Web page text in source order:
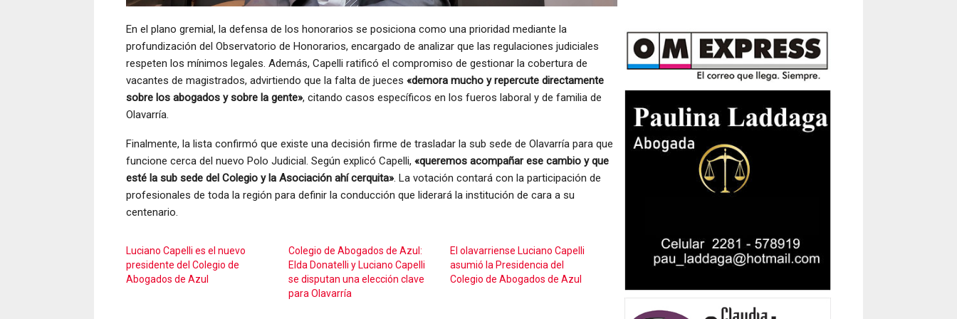
En el plano gremial, la defensa de los honorarios se posiciona como una prioridad mediante la
profundización del Observatorio de Honorarios, encargado de analizar que las regulaciones judiciales
respeten los mínimos legales. Además, Capelli ratificó el compromiso de gestionar la cobertura de
vacantes de magistrados, advirtiendo que la falta de jueces «demora mucho y repercute directamente
sobre los abogados y sobre la gente», citando casos específicos en los fueros laboral y de familia de
Olavarría.
Finalmente, la lista confirmó que existe una decisión firme de trasladar la sub sede de Olavarría para que
funcione cerca del nuevo Polo Judicial. Según explicó Capelli, «queremos acompañar ese cambio y que
esté la sub sede del Colegio y la Asociación ahí cerquita». La votación contará con la participación de
profesionales de toda la región para definir la conducción que liderará la institución de cara a su
centenario.
Luciano Capelli es el nuevo
presidente del Colegio de
Abogados de Azul
Colegio de Abogados de Azul:
Elda Donatelli y Luciano Capelli
se disputan una elección clave
para Olavarría
El olavarriense Luciano Capelli
asumió la Presidencia del
Colegio de Abogados de Azul